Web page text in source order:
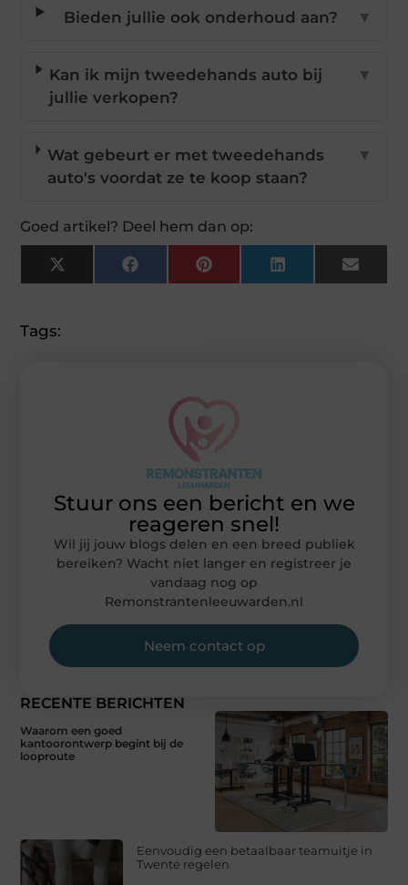
Bieden jullie ook onderhoud aan? ▼
Kan ik mijn tweedehands auto bij
jullie verkopen?
▼
Wat gebeurt er met tweedehands
auto's voordat ze te koop staan?
▼
Goed artikel? Deel hem dan op:
X
(Twitter)
FacebookPinterestLinkedInEmail
Tags:
RECENTE BERICHTEN
Waarom een goed
kantoorontwerp begint bij de
looproute
Eenvoudig een betaalbaar teamuitje in
Twente regelen
Stuur ons een bericht en we
reageren snel!
Wil jij jouw blogs delen en een breed publiek
bereiken? Wacht niet langer en registreer je
vandaag nog op
Remonstrantenleeuwarden.nl
Neem contact op